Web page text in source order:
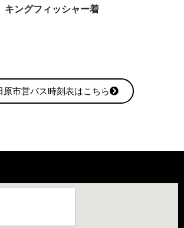
キングフィッシャー着
原市営バス時刻表はこちら